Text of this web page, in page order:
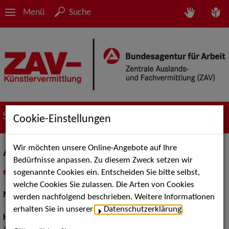
Menü Suche
Suche nach Künstler*innen
Amanda Whitford
als PDF speichern
inMeine Merklistelegen
Musical:Sängerin
Haarfarbe:
Cookie-Einstellungen
Wir möchten unsere Online-Angebote auf Ihre
Bedürfnisse anpassen. Zu diesem Zweck setzen wir
sogenannte Cookies ein. Entscheiden Sie bitte selbst,
welche Cookies Sie zulassen. Die Arten von Cookies
werden nachfolgend beschrieben. Weitere Informationen
erhalten Sie in unserer
Datenschutzerklärung